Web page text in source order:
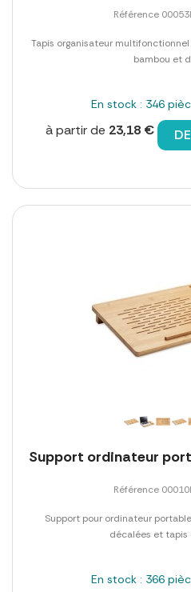
Référence
Tapis organisateur
bambou et
En stock : 346
à partir de 23,18 €
Support ordinateur
Référence
Support pour ordinateur
décalées et tapis
En stock : 366